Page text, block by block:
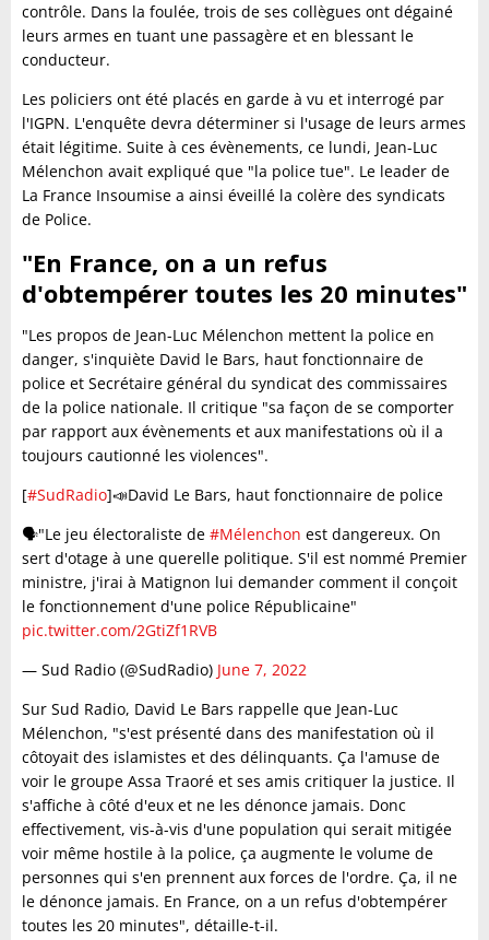
contrôle. Dans la foulée, trois de ses collègues ont dégainé
leurs armes en tuant une passagère et en blessant le
conducteur.
Les policiers ont été placés en garde à vu et interrogé par
l'IGPN. L'enquête devra déterminer si l'usage de leurs armes
était légitime. Suite à ces évènements, ce lundi, Jean-Luc
Mélenchon avait expliqué que "la police tue". Le leader de
La France Insoumise a ainsi éveillé la colère des syndicats
de Police.
"En France, on a un refus
d'obtempérer toutes les 20 minutes"
"Les propos de Jean-Luc Mélenchon mettent la police en
danger, s'inquiète David le Bars, haut fonctionnaire de
police et Secrétaire général du syndicat des commissaires
de la police nationale. Il critique "sa façon de se comporter
par rapport aux évènements et aux manifestations où il a
toujours cautionné les violences".
[#SudRadio]📣David Le Bars, haut fonctionnaire de police
🗣"Le jeu électoraliste de #Mélenchon est dangereux. On
sert d'otage à une querelle politique. S'il est nommé Premier
ministre, j'irai à Matignon lui demander comment il conçoit
le fonctionnement d'une police Républicaine"
pic.twitter.com/2GtiZf1RVB
— Sud Radio (@SudRadio) June 7, 2022
Sur Sud Radio, David Le Bars rappelle que Jean-Luc
Mélenchon, "s'est présenté dans des manifestation où il
côtoyait des islamistes et des délinquants. Ça l'amuse de
voir le groupe Assa Traoré et ses amis critiquer la justice. Il
s'affiche à côté d'eux et ne les dénonce jamais. Donc
effectivement, vis-à-vis d'une population qui serait mitigée
voir même hostile à la police, ça augmente le volume de
personnes qui s'en prennent aux forces de l'ordre. Ça, il ne
le dénonce jamais. En France, on a un refus d'obtempérer
toutes les 20 minutes", détaille-t-il.